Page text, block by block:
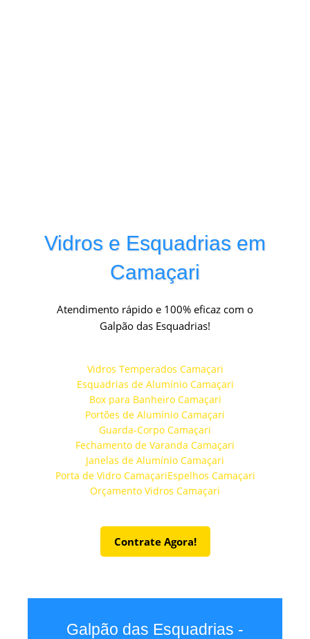
Vidros e Esquadrias em
Camaçari
Atendimento rápido e 100% eficaz com o
Galpão das Esquadrias!
Vidros Temperados Camaçari
Esquadrias de Alumínio Camaçari
Box para Banheiro Camaçari
Portões de Alumínio Camaçari
Guarda-Corpo Camaçari
Fechamento de Varanda Camaçari
Janelas de Alumínio Camaçari
Porta de Vidro CamaçariEspelhos Camaçari
Orçamento Vidros Camaçari
Contrate Agora!
Galpão das Esquadrias -